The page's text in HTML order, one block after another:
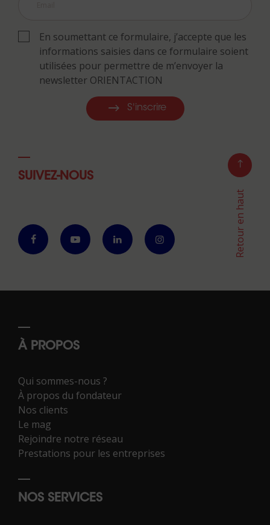
En soumettant ce formulaire, j’accepte que les
informations saisies dans ce formulaire soient
utilisées pour permettre de m’envoyer la
newsletter ORIENTACTION
S'inscrire
SUIVEZ-NOUS
Retour en haut
À PROPOS
Qui sommes-nous ?
À propos du fondateur
Nos clients
Le mag
Rejoindre notre réseau
Prestations pour les entreprises
NOS SERVICES